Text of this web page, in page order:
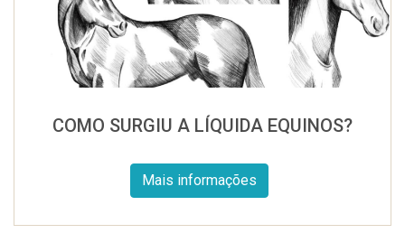
COMO SURGIU A LÍQUIDA EQUINOS?
Mais informações